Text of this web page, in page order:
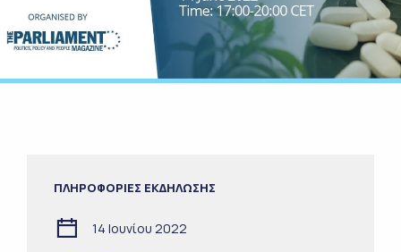
ΠΛΗΡΟΦΟΡΙΕΣ ΕΚΔΗΛΩΣΗΣ
14 Ιουνίου 2022